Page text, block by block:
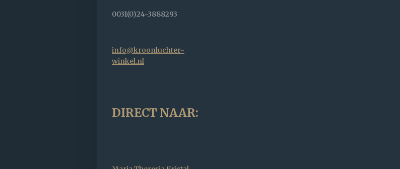
0031(0)24-3888293
info@kroonluchter-
winkel.nl
DIRECT NAAR: